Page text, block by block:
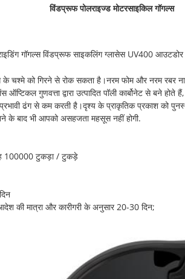
विंडप्रूफ पोलराइज्ड मोटरसाइकिल गॉगल्स
गॉगल्स विंडप्रूफ साइकलिंग ग्लासेस UV400
चश्मे को गिरने से रोक सकता है।नरम फोम और नरम
गुणवत्ता द्वारा उत्पादित पॉली कार्बोनेट से बने
ढंग से कम करती है।दृश्य के प्राकृतिक प्रकाश को
के बाद भी आपको असहजता महसूस नहीं होगी.
100000 टुकड़ा / टुकड़े
की मात्रा और कारीगरी के अनुसार 20-30 दिन;